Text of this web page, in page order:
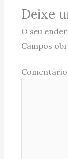
Deixe
O seu
Campos
Comentário